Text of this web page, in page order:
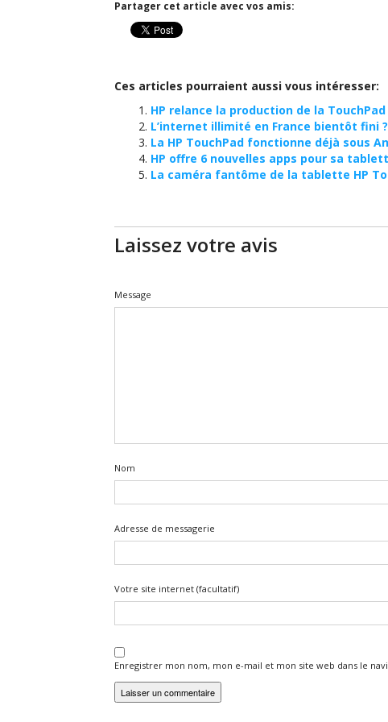
Partager cet article avec vos amis:
Ces articles pourraient aussi vous intéresser:
HP relance la production de la TouchPad
L’internet illimité en France bientôt fini
La HP TouchPad fonctionne déjà sous
HP offre 6 nouvelles apps pour sa
La caméra fantôme de la tablette HP
Laissez votre avis
Message
Nom
Adresse de messagerie
Votre site internet (facultatif)
Enregistrer mon nom, mon e-mail et mon site web dans le